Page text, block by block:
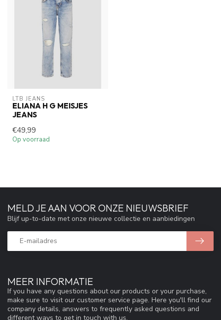
LTB JEANS
ELIANA H G MEISJES
JEANS
€49,99
Op voorraad
MEER INFORMATIE
If you have any questions about our products or your purchase,
make sure to visit our customer service page. Here you'll find our
company details, answers to frequently asked questions and
different ways to get in touch with us.
MELD JE AAN VOOR ONZE NIEUWSBRIEF
Blijf up-to-date met onze nieuwe collectie en aanbiedingen